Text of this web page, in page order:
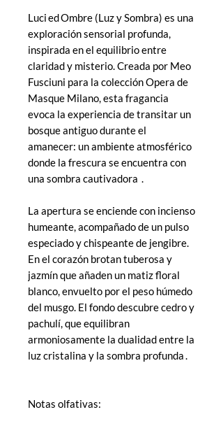
Luci ed Ombre (Luz y Sombra) es una
exploración sensorial profunda,
inspirada en el equilibrio entre
claridad y misterio. Creada por Meo
Fusciuni para la colección Opera de
Masque Milano, esta fragancia
evoca la experiencia de transitar un
bosque antiguo durante el
amanecer: un ambiente atmosférico
donde la frescura se encuentra con
una sombra cautivadora .
La apertura se enciende con incienso
humeante, acompañado de un pulso
especiado y chispeante de jengibre.
En el corazón brotan tuberosa y
jazmín que añaden un matiz floral
blanco, envuelto por el peso húmedo
del musgo. El fondo descubre cedro y
pachulí, que equilibran
armoniosamente la dualidad entre la
luz cristalina y la sombra profunda .
Notas olfativas: